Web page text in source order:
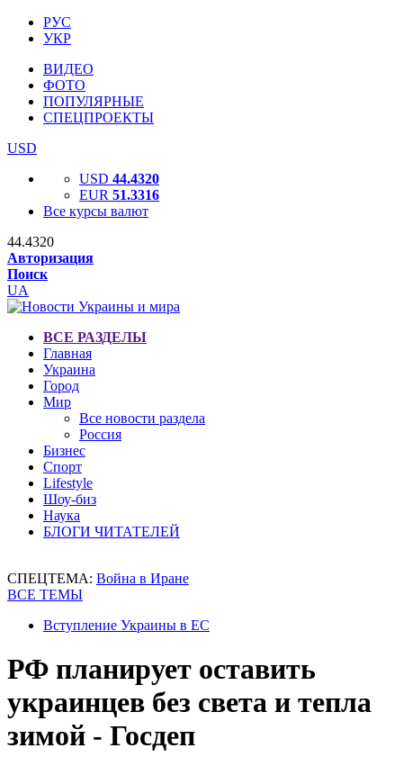
РУС
УКР
ВИДЕО
ФОТО
ПОПУЛЯРНЫЕ
СПЕЦПРОЕКТЫ
USD
USD 44.4320
EUR 51.3316
Все курсы валют
44.4320
Авторизация
Поиск
UA
ВСЕ РАЗДЕЛЫ
Главная
Украина
Город
Мир
Все новости раздела
Россия
Бизнес
Спорт
Lifestyle
Шоу-биз
Наука
БЛОГИ ЧИТАТЕЛЕЙ
СПЕЦТЕМА: Война в Иране
ВСЕ ТЕМЫ
Вступление Украины в ЕС
РФ планирует оставить
украинцев без света и тепла
зимой - Госдеп